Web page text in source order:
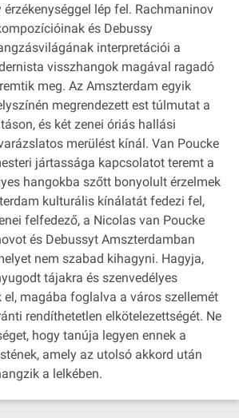
érzékenységgel lép fel. Rachmaninov
és Debussy
interpretációi a
visszhangok magával ragadó
meg. Az Amszterdam egyik
megrendezett est túlmutat a
és két zenei óriás hallási
merülést kínál. Van Poucke
jártassága kapcsolatot teremt a
hangokba szőtt bonyolult érzelmek
kulturális kínálatát fedezi fel,
felfedező, a Nicolas van Poucke
és Debussyt Amszterdamban
nem szabad kihagyni. Hagyja,
tájakra és szenvedélyes
el, magába foglalva a város szellemét
rendíthetetlen elkötelezettségét. Ne
hogy tanúja legyen ennek a
amely az utolsó akkord után
a lelkében.